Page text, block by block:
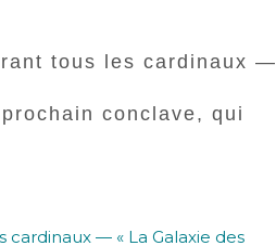
tous les cardinaux —
conclave, qui